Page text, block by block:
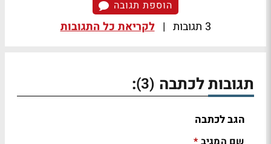
הוספת תגובה
3 תגובות | לקריאת כל התגובות
תגובות לכתבה (3)
:
הגב לכתבה